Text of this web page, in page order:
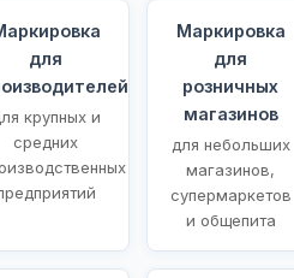
для
крупных и
средних
Маркировка
для
розничных
магазинов
для небольших
магазинов,
супермаркетов
и общепита